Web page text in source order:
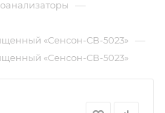
—
«Сенсон-СВ-5023» —
«Сенсон-СВ-5023»